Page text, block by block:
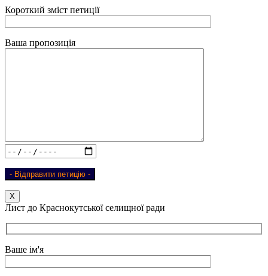
Короткий зміст петиції
Ваша пропозиція
Х
Лист до Краснокутської селищної ради
Ваше ім'я